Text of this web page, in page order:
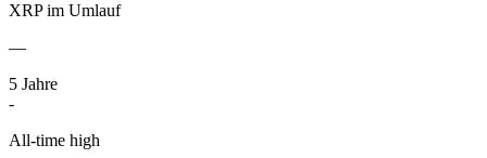
XRP im Umlauf
—
5 Jahre
-
All-time high